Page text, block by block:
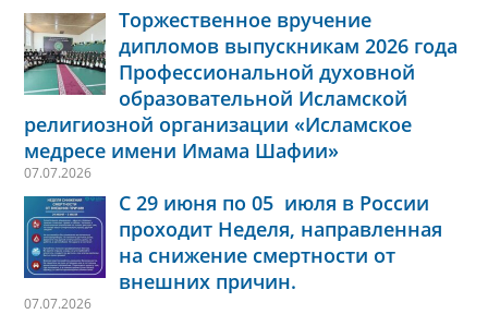
Торжественное вручение
дипломов выпускникам 2026 года
Профессиональной духовной
образовательной Исламской
религиозной организации «Исламское
медресе имени Имама Шафии»
07.07.2026
С 29 июня по 05 июля в России
проходит Неделя, направленная
на снижение смертности от
внешних причин.
07.07.2026